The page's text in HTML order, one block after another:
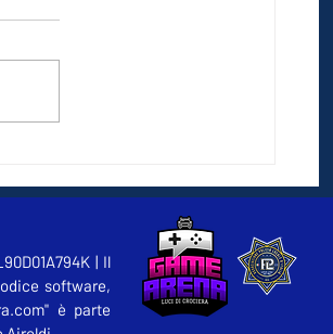
Amministrazione?
| Il
software,
è parte